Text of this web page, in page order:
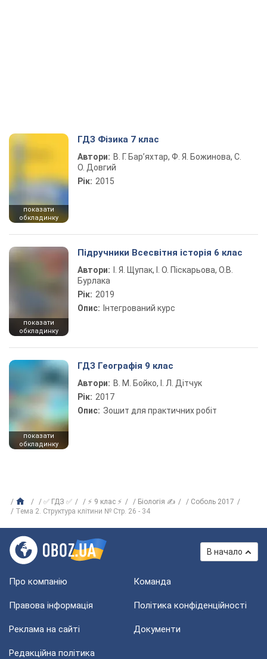
показати
обкладинку
ГДЗ Фізика 7 клас
Автори: В. Г. Бар’яхтар, Ф. Я. Божинова, С.
О. Довгий
Рік: 2015
показати
обкладинку
Підручники Всесвітня історія 6 клас
Автори:
І. Я. Щупак, І. О. Піскарьова, О.В.
Бурлака
Рік: 2019
Опис: Інтегрований курс
показати
обкладинку
ГДЗ Географія 9 клас
Автори: В. М. Бойко, І. Л. Дітчук
Рік: 2017
Опис: Зошит для практичних робіт
✅ ГДЗ ✅ ⚡ 9 клас ⚡ Біологія ✍
Соболь 2017
Тема 2. Структура клітини № Стр. 26 - 34
В начало
Про компанію Команда
Правова інформація Політика конфіденційності
Реклама на сайті Документи
Редакційна політика